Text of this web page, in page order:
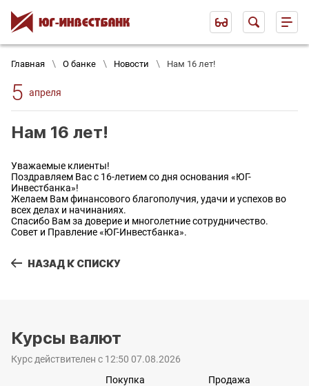
Главная О банке Новости Нам 16 лет!
5 апреля
Нам 16 лет!
Уважаемые клиенты!
Поздравляем Вас с 16-летием со дня основания «ЮГ-
Инвестбанка»!
Желаем Вам финансового благополучия, удачи и успехов во
всех делах и начинаниях.
Cпасибо Вам за доверие и многолетние сотрудничество.
Совет и Правление «ЮГ-Инвестбанка».
НАЗАД К СПИСКУ
Курсы валют
Курс действителен с 12:50 07.08.2026
Покупка Продажа